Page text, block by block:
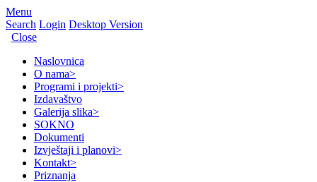
Menu
Search Login Desktop Version
Close
Naslovnica
O nama>
Programi i projekti>
Izdavaštvo
Galerija slika>
SOKNO
Dokumenti
Izvještaji i planovi>
Kontakt>
Priznanja